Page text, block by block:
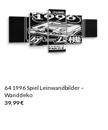
64 1996 Spiel Leinwandbilder –
Wanddeko
39,99€